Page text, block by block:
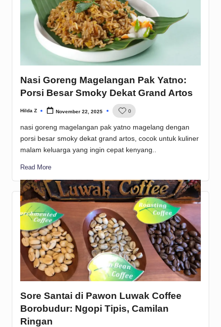
Nasi Goreng Magelangan Pak Yatno:
Porsi Besar Smoky Dekat Grand Artos
Posted
Hilda Z November 22, 2025 0
nasi goreng magelangan pak yatno magelang dengan
porsi besar smoky dekat grand artos, cocok untuk kuliner
malam keluarga yang ingin cepat kenyang..
Read More
Sore Santai di Pawon Luwak Coffee
Borobudur: Ngopi Tipis, Camilan
Ringan